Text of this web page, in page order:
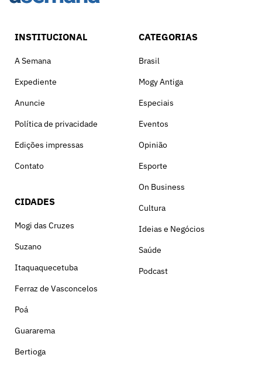
INSTITUCIONAL
A Semana
Expediente
Anuncie
Política de privacidade
Edições impressas
Contato
CIDADES
Mogi das Cruzes
Suzano
Itaquaquecetuba
Ferraz de Vasconcelos
Poá
Guararema
Bertioga
CATEGORIAS
Brasil
Mogy Antiga
Especiais
Eventos
Opinião
Esporte
On Business
Cultura
Ideias e Negócios
Saúde
Podcast